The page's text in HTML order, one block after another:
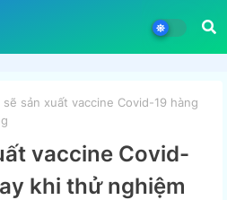
sẽ sản xuất vaccine Covid-19 hàng
vaccine Covid-
khi thử nghiệm